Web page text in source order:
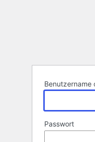
Benutzername
Passwort